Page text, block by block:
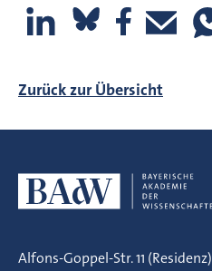
Zurück zur Übersicht
Alfons-Goppel-Str. 11 (Residenz)